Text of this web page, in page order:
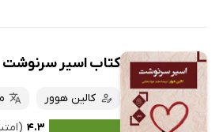
کتاب اسیر سرنوشت
کالین هوور
۴.۳ (امتیاز ۴۴۹